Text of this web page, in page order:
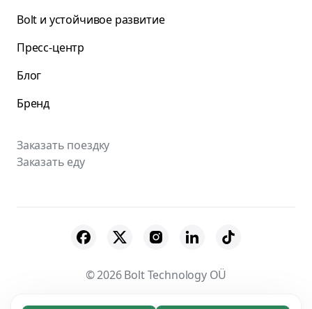
Bolt и устойчивое развитие
Пресс-центр
Блог
Бренд
Заказать поездку
Заказать еду
© 2026 Bolt Technology OÜ